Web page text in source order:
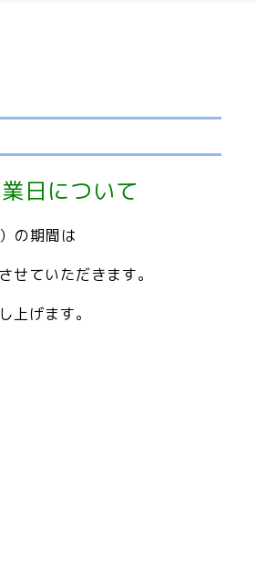
日について
の期間は
せていただきます。
上げます。